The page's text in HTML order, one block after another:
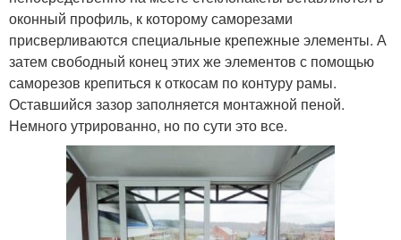
оконный профиль, к которому саморезами
присверливаются специальные крепежные элементы. А
затем свободный конец этих же элементов с помощью
саморезов крепиться к откосам по контуру рамы.
Оставшийся зазор заполняется монтажной пеной.
Немного утрированно, но по сути это все.